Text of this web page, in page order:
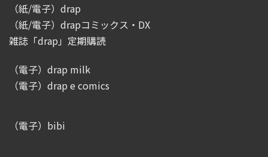
（紙/電子）drap
（紙/電子）drapコミックス・DX
雑誌「drap」定期購読
（電子）drap milk
（電子）drap e comics
（電子）bibi